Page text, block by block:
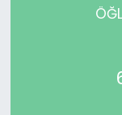
Tüm